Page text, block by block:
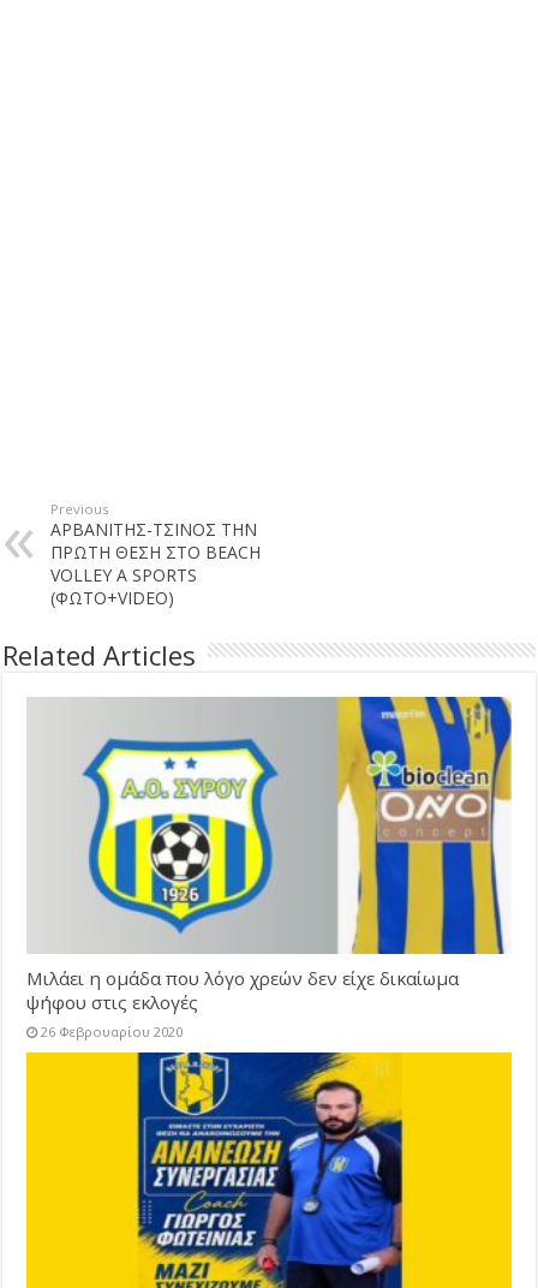
Previous
ΑΡΒΑΝΙΤΗΣ-ΤΣΙΝΟΣ ΤΗΝ
ΠΡΩΤΗ ΘΕΣΗ ΣΤΟ BEACH
VOLLEY A SPORTS
(ΦΩΤΟ+VIDEO)
Related Articles
Μιλάει η ομάδα που λόγο χρεών δεν είχε δικαίωμα
ψήφου στις εκλογές
26 Φεβρουαρίου 2020